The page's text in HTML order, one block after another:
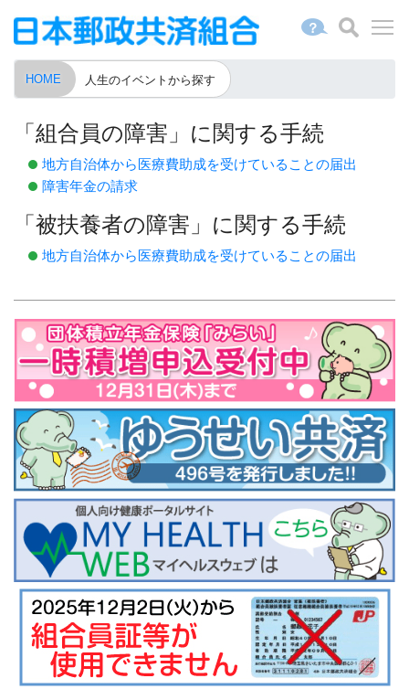
？
HOME 人生のイベントから探す
「組合員の障害」に関する手続
地方自治体から医療費助成を受けていることの届出
障害年金の請求
「被扶養者の障害」に関する手続
地方自治体から医療費助成を受けていることの届出